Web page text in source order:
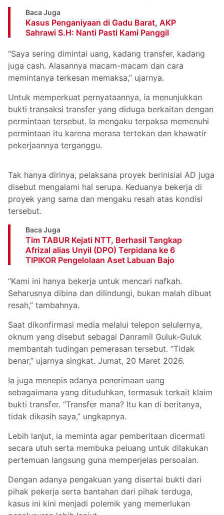
Baca Juga
Kasus Penganiyaan di Gadu Barat, AKP
Sahrawi S.H: Nanti Pasti Kami Panggil
“Saya sering dimintai uang, kadang transfer, kadang
juga cash. Alasannya macam-macam dan cara
memintanya terkesan memaksa,” ujarnya.
Untuk memperkuat pernyataannya, ia menunjukkan
bukti transaksi transfer yang diduga berkaitan dengan
permintaan tersebut. Ia mengaku terpaksa memenuhi
permintaan itu karena merasa tertekan dan khawatir
pekerjaannya terganggu.
Tak hanya dirinya, pelaksana proyek berinisial AD juga
disebut mengalami hal serupa. Keduanya bekerja di
proyek yang sama dan mengaku resah atas kondisi
tersebut.
Baca Juga
Tim TABUR Kejati NTT, Berhasil Tangkap
Afrizal alias Unyil (DPO) Terpidana ke 6
TIPIKOR Pengelolaan Aset Labuan Bajo
“Kami ini hanya bekerja untuk mencari nafkah.
Seharusnya dibina dan dilindungi, bukan malah dibuat
resah,” tambahnya.
Saat dikonfirmasi media melalui telepon selulernya,
oknum yang disebut sebagai Danramil Guluk-Guluk
membantah tudingan pemerasan tersebut. “Tidak
benar,” ujarnya singkat. Jumat, 20 Maret 2026.
Ia juga menepis adanya penerimaan uang
sebagaimana yang dituduhkan, termasuk terkait klaim
bukti transfer. “Transfer mana? Itu kan di beritanya,
tidak dikasih saya,” ungkapnya.
Lebih lanjut, ia meminta agar pemberitaan dicermati
secara utuh serta membuka peluang untuk dilakukan
pertemuan langsung guna memperjelas persoalan.
Dengan adanya pengakuan yang disertai bukti dari
pihak pekerja serta bantahan dari pihak terduga,
kasus ini kini menjadi polemik yang memerlukan